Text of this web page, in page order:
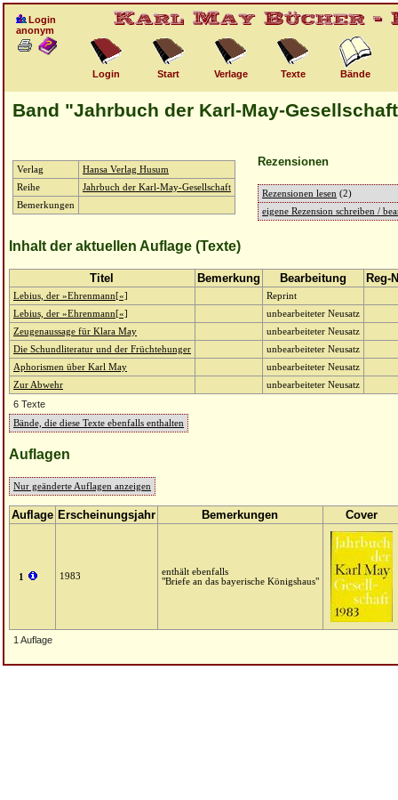
Login
anonym
Login Start Verlage Texte Bände
Band "Jahrbuch der Karl-May-
Verlag
Hansa Verlag Husum
Reihe
Jahrbuch der Karl-May-Gesellschaft
Bemerkungen
Rezensionen
Rezensionen lesen (2)
eigene Rezension schreiben /
Inhalt der aktuellen Auflage (Texte)
Titel Bemerkung Bearbeitung Reg-
Lebius, der »Ehrenmann[«]
Reprint
Lebius, der »Ehrenmann[«]
unbearbeiteter Neusatz
Zeugenaussage für Klara May
unbearbeiteter Neusatz
Die Schundliteratur und der Früchtehunger
unbearbeiteter Neusatz
Aphorismen über Karl May
unbearbeiteter Neusatz
Zur Abwehr
unbearbeiteter Neusatz
6 Texte
Bände, die diese Texte ebenfalls enthalten
Auflagen
Nur geänderte Auflagen anzeigen
Auflage Erscheinungsjahr Bemerkungen Cover
1 1983
enthält ebenfalls
"Briefe an das bayerische Königshaus"
1 Auflage